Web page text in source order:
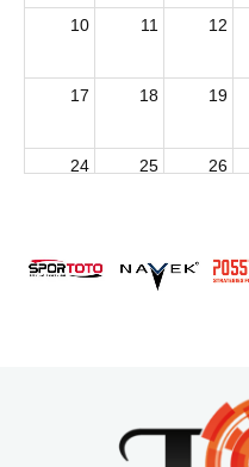
10 11 12
17 18 19
24 25 26